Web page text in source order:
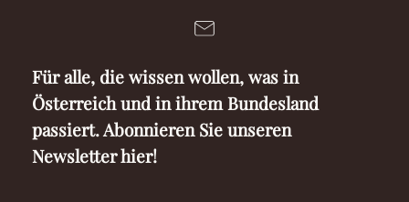
Für alle, die wissen wollen, was in
Österreich und in ihrem Bundesland
passiert. Abonnieren Sie unseren
Newsletter hier!